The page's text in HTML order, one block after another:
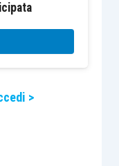
>